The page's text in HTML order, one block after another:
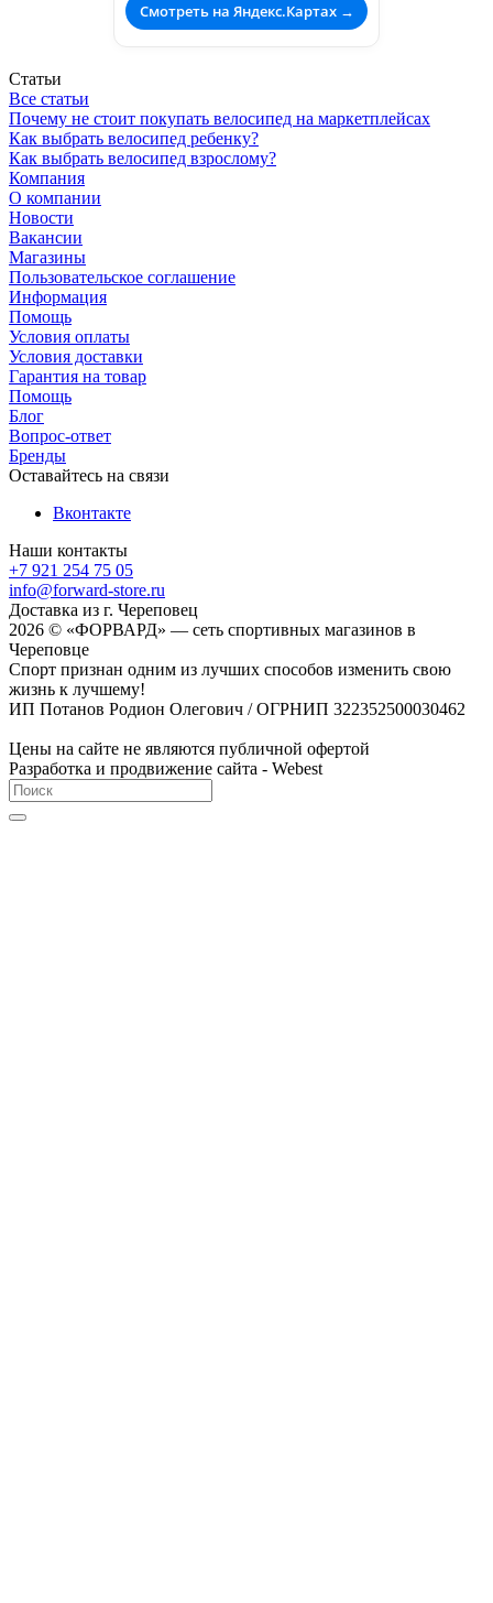
Смотреть на Яндекс.Картах →
Статьи
Все статьи
Почему не стоит покупать велосипед на маркетплейсах
Как выбрать велосипед ребенку?
Как выбрать велосипед взрослому?
Компания
О компании
Новости
Вакансии
Магазины
Пользовательское соглашение
Информация
Помощь
Условия оплаты
Условия доставки
Гарантия на товар
Помощь
Блог
Вопрос-ответ
Бренды
Оставайтесь на связи
Вконтакте
Наши контакты
+7 921 254 75 05
info@forward-store.ru
Доставка из г. Череповец
2026 © «ФОРВАРД» — сеть спортивных магазинов в
Череповце
Спорт признан одним из лучших способов изменить свою
жизнь к лучшему!
ИП Потанов Родион Олегович / ОГРНИП 322352500030462
Цены на сайте не являются публичной офертой
Разработка и продвижение сайта - Webest